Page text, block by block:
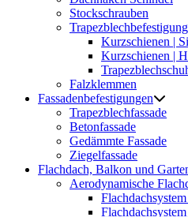
Stockschrauben
Trapezblechbefestigung
Kurzschienen |
Kurzschienen |
Falzklemmen
Fassadenbefestigungen
Trapezblechfassade
Betonfassade
Gedämmte Fassade
Ziegelfassade
Flachdach, Balkon und
Aerodynamische